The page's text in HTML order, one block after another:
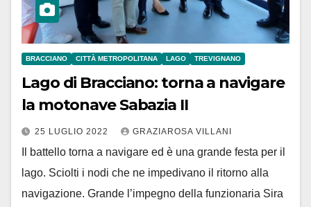
BRACCIANO CITTÀ METROPOLITANA LAGO TREVIGNANO
Lago di Bracciano: torna a navigare
la motonave Sabazia II
25 LUGLIO 2022 GRAZIAROSA VILLANI
Il battello torna a navigare ed è una grande festa per il
lago. Sciolti i nodi che ne impedivano il ritorno alla
navigazione. Grande l’impegno della funzionaria Sira